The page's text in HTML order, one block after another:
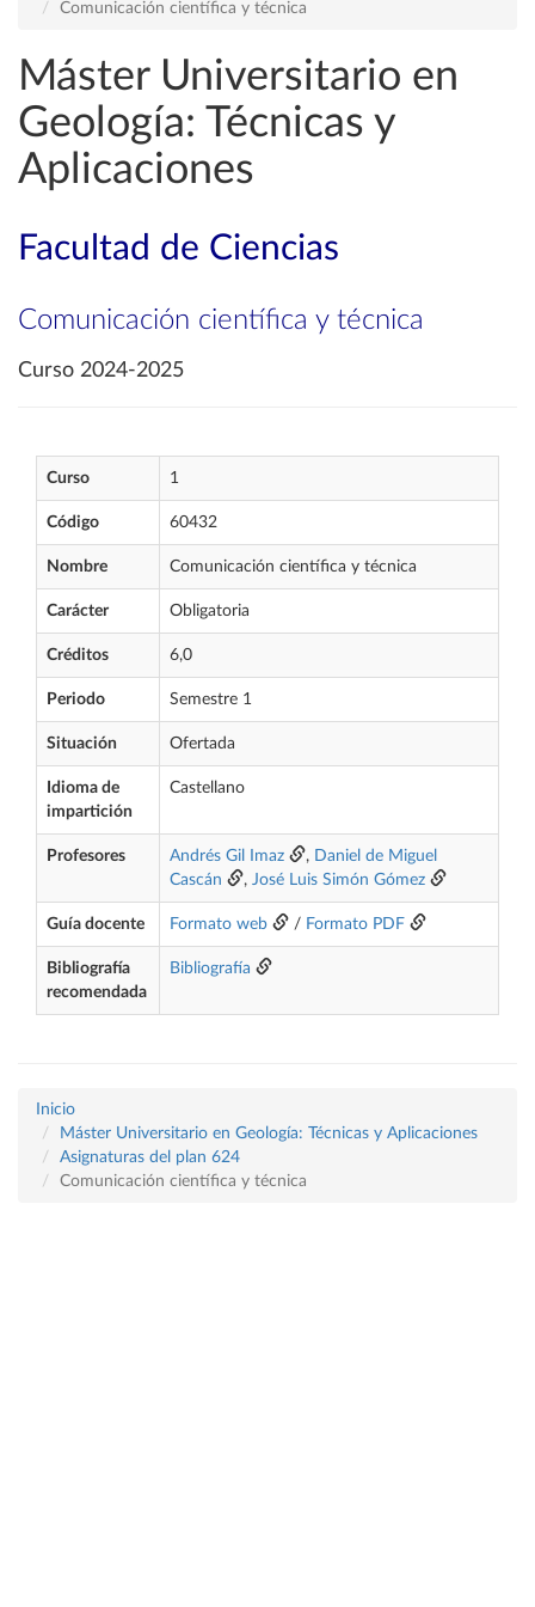
Comunicación científica y técnica
Máster Universitario en
Geología: Técnicas y
Aplicaciones
Facultad de Ciencias
Comunicación científica y técnica
Curso 2024-2025
Curso 1
Código 60432
Nombre Comunicación científica y técnica
Carácter Obligatoria
Créditos 6,0
Periodo Semestre 1
Situación Ofertada
Idioma de
impartición
Castellano
Profesores Andrés Gil Imaz , Daniel de Miguel
Cascán
, José Luis Simón Gómez
Guía docente Formato web / Formato PDF
Bibliografía
recomendada
Bibliografía
Inicio
Máster Universitario en Geología: Técnicas y Aplicaciones
Asignaturas del plan 624
Comunicación científica y técnica